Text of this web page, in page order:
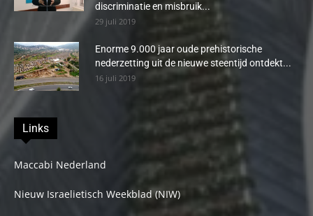
discriminatie en misbruik...
29 juli 2019
Enorme 9.000 jaar oude prehistorische
nederzetting uit de nieuwe steentijd ontdekt...
16 juli 2019
Links
Maccabi Nederland
Nieuw Israelietisch Weekblad (NIW)